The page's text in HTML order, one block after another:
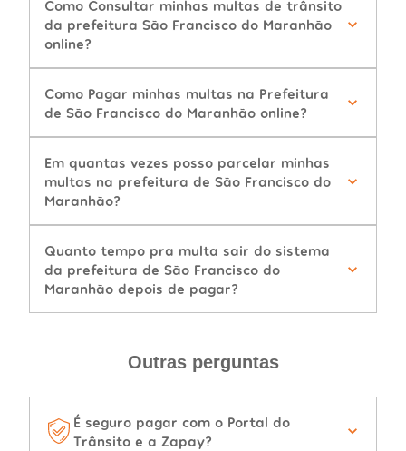
Como Consultar minhas multas de trânsito
da prefeitura São Francisco do Maranhão
online?
Como Pagar minhas multas na Prefeitura
de São Francisco do Maranhão online?
Em quantas vezes posso parcelar minhas
multas na prefeitura de São Francisco do
Maranhão?
Quanto tempo pra multa sair do sistema
da prefeitura de São Francisco do
Maranhão depois de pagar?
Outras perguntas
É seguro pagar com o Portal do
Trânsito e a Zapay?